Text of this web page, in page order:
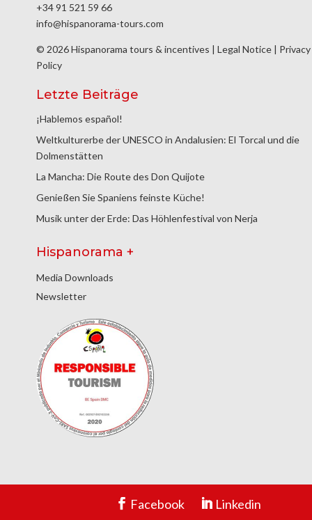
+34 91 521 59 66
info@hispanorama-tours.com
© 2026 Hispanorama tours & incentives | Legal Notice | Privacy
Policy
Letzte Beiträge
¡Hablemos español!
Weltkulturerbe der UNESCO in Andalusien: El Torcal und die
Dolmenstätten
La Mancha: Die Route des Don Quijote
Genießen Sie Spaniens feinste Küche!
Musik unter der Erde: Das Höhlenfestival von Nerja
Hispanorama +
Media Downloads
Newsletter
Facebook Linkedin